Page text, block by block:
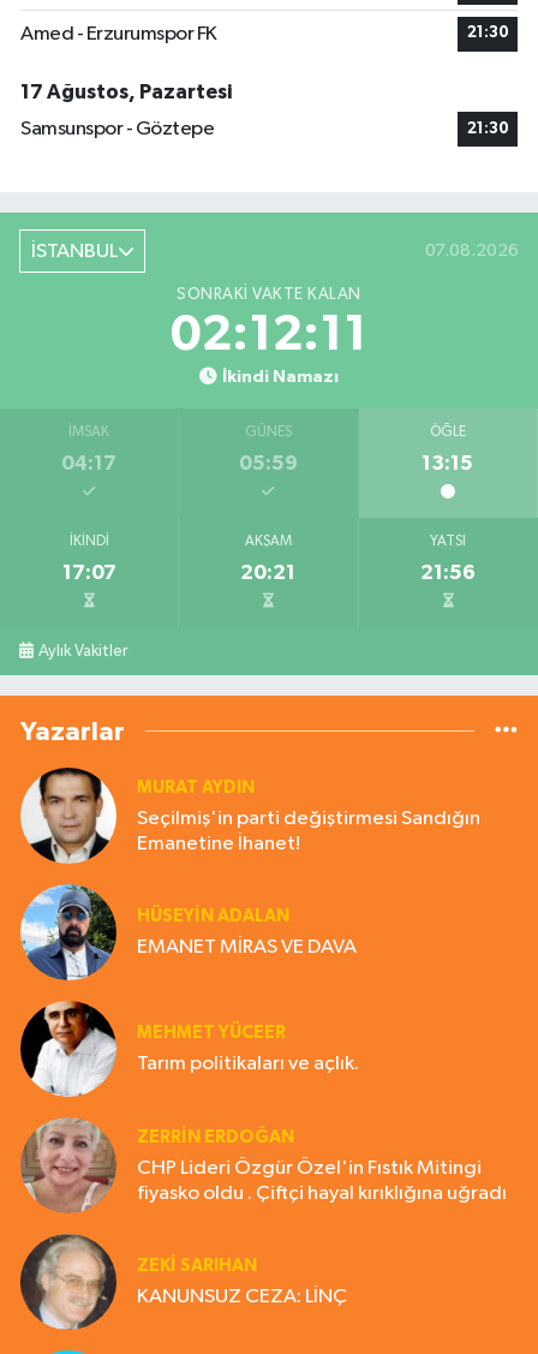
Amed - Erzurumspor FK 21:30
17 Ağustos, Pazartesi
Samsunspor - Göztepe
21:30
İSTANBUL 07.08.2026
SONRAKI VAKTE KALAN
02:12:11
İkindi Namazı
İMSAK
04:17
GÜNEŞ
05:59
ÖĞLE
13:15
İKINDI
17:07
AKŞAM
20:21
YATSI
21:56
Aylık Vakitler
Yazarlar
MURAT AYDIN
Seçilmiş'in parti değiştirmesi Sandığın
Emanetine İhanet!
HÜSEYIN ADALAN
EMANET MİRAS VE DAVA
MEHMET YÜCEER
Tarım politikaları ve açlık.
ZERRIN ERDOĞAN
CHP Lideri Özgür Özel'in Fıstık Mitingi
fiyasko oldu . Çiftçi hayal kırıklığına uğradı
ZEKI SARIHAN
KANUNSUZ CEZA: LİNÇ